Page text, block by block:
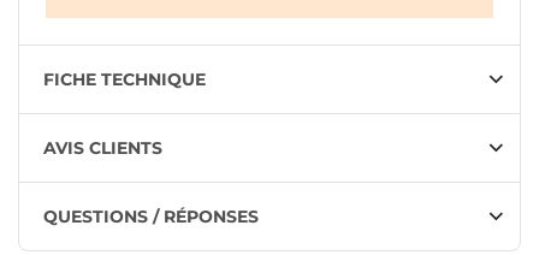
FICHE TECHNIQUE
AVIS CLIENTS
QUESTIONS / RÉPONSES